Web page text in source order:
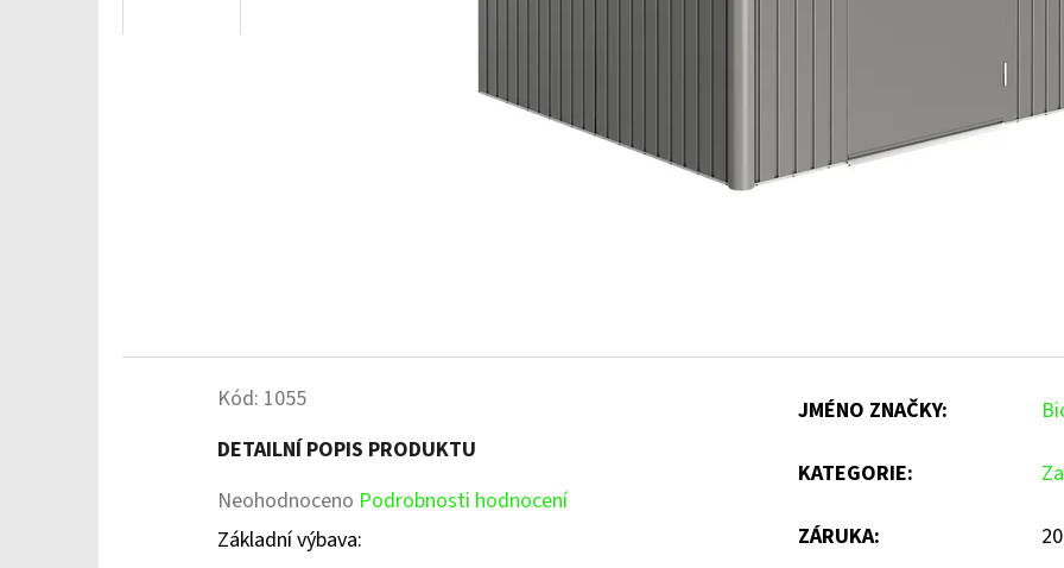
Kód: 1055
DETAILNÍ POPIS PRODUKTU
Průměrné
hodnocení
Neohodnoceno Podrobnosti hodnocení
Základní výbava:
JMÉNO ZNAČKY:
KATEGORIE:
ZÁRUKA: